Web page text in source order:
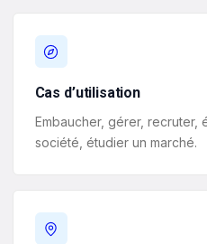
Cas d’utilisation
Embaucher, gérer, recruter,
société, étudier un marché.